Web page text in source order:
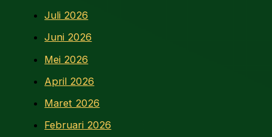
Juli 2026
Juni 2026
Mei 2026
April 2026
Maret 2026
Februari 2026